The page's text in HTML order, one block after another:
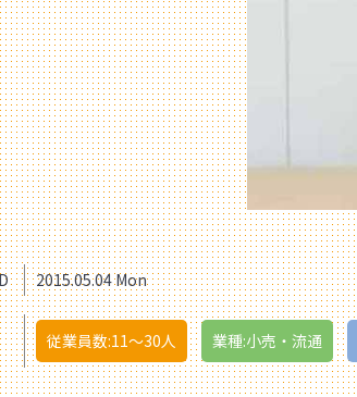
2015.05.04 Mon
従業員数:11〜30人 業種:小売・流通